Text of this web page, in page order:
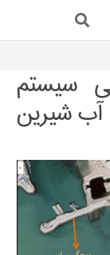
سیستم
آب شیرین